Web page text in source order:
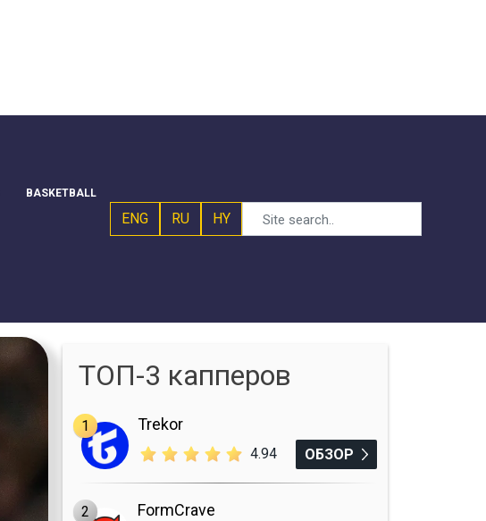
BASKETBALL
ENG RU HY
ТОП-3 капперов
1 Trekor
4.94 ОБЗОР
2 FormCrave